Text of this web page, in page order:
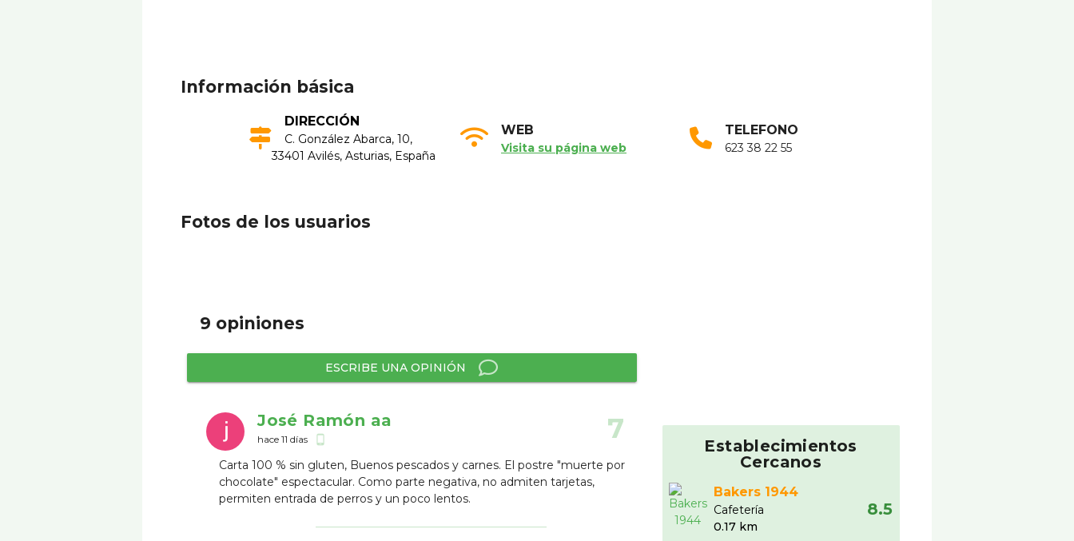
Información básica
DIRECCIÓN
C. González Abarca, 10,
33401 Avilés, Asturias, España
WEB
Visita su página web
TELEFONO
623 38 22 55
Fotos de los usuarios
9 opiniones
ESCRIBE UNA OPINIÓN
José Ramón aa
hace 11 días phone_android 7
Carta 100 % sin gluten, Buenos pescados y carnes. El postre "muerte por
chocolate" espectacular. Como parte negativa, no admiten tarjetas,
permiten entrada de perros y un poco lentos.
Establecimientos
Cercanos
Bakers 1944
Cafeterí­a
0.17 km
8.5